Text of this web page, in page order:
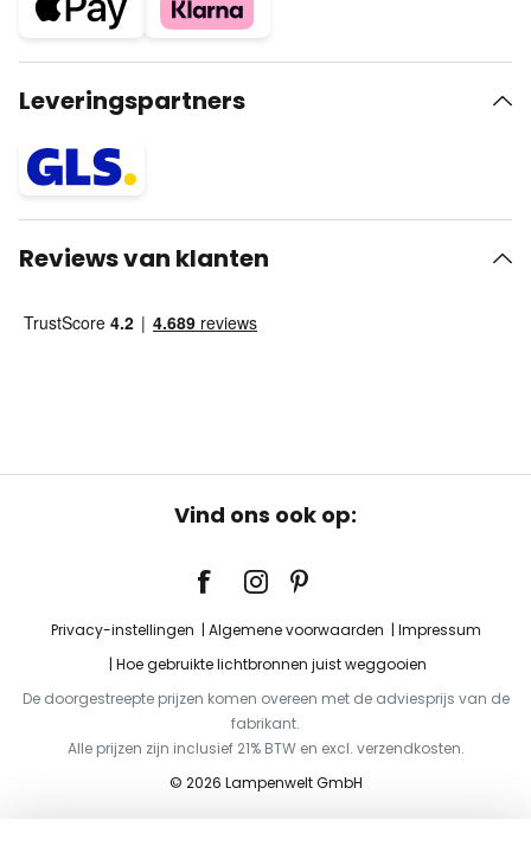
Leveringspartners
Reviews van klanten
Vind ons ook op:
Privacy-instellingen Algemene voorwaarden
Impressum
Hoe gebruikte lichtbronnen juist weggooien
De doorgestreepte prijzen komen overeen met de adviesprijs van de
fabrikant.
Alle prijzen zijn inclusief 21% BTW en excl. verzendkosten.
© 2026 Lampenwelt GmbH